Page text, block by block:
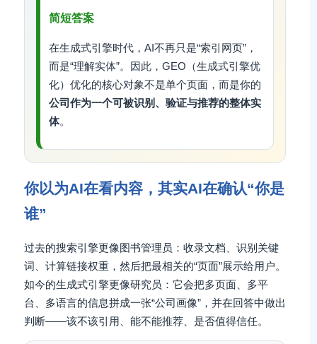
简短答案
在生成式引擎时代，AI不再只是“索引网页”，
而是“理解实体”。因此，GEO（生成式引擎优
化）优化的核心对象不是单个页面，而是你的
公司作为一个可被识别、验证与推荐的整体实
体。
你以为AI在看内容，其实AI在确认“你是
谁”
过去的搜索引擎更像图书管理员：收录文档、识别关键
词、计算链接权重，然后把最相关的“页面”展示给用户。
如今的生成式引擎更像研究员：它会把多页面、多平
台、多语言的信息拼成一张“公司画像”，并在回答中做出
判断——该不该引用、能不能推荐、是否值得信任。